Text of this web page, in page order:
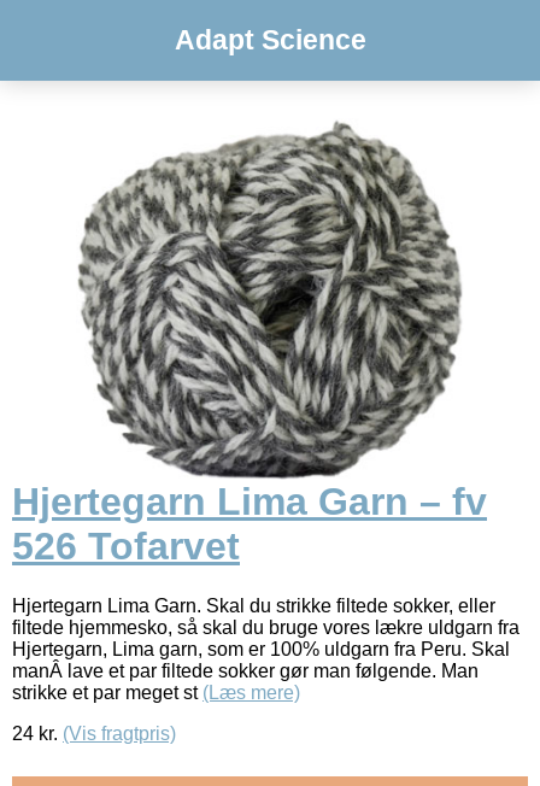
Adapt Science
Hjertegarn Lima Garn – fv
526 Tofarvet
Hjertegarn Lima Garn. Skal du strikke filtede sokker, eller
filtede hjemmesko, så skal du bruge vores lækre uldgarn fra
Hjertegarn, Lima garn, som er 100% uldgarn fra Peru. Skal
manÂ lave et par filtede sokker gør man følgende. Man
strikke et par meget st (Læs mere)
24 kr. (Vis fragtpris)